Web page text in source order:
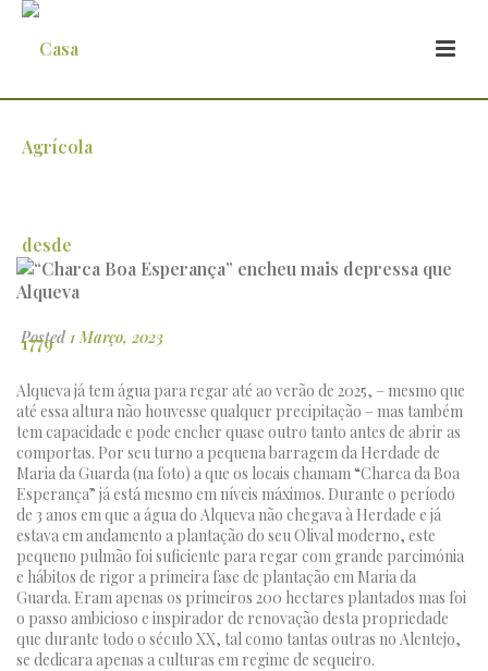
“Charca Boa Esperança” encheu mais
Posted 1 Março, 2023
Alqueva já tem água para regar até ao verão de 2025, – mesmo que
até essa altura não houvesse qualquer precipitação – mas também
tem capacidade e pode encher quase outro tanto antes de abrir as
comportas. Por seu turno a pequena barragem da Herdade de
Maria da Guarda (na foto) a que os locais chamam “Charca da Boa
Esperança” já está mesmo em níveis máximos. Durante o período
de 3 anos em que a água do Alqueva não chegava à Herdade e já
estava em andamento a plantação do seu Olival moderno, este
pequeno pulmão foi suficiente para regar com grande parcimónia
e hábitos de rigor a primeira fase de plantação em Maria da
Guarda. Eram apenas os primeiros 200 hectares plantados mas foi
o passo ambicioso e inspirador de renovação desta propriedade
que durante todo o século XX, tal como tantas outras no Alentejo,
se dedicara apenas a culturas em regime de sequeiro.